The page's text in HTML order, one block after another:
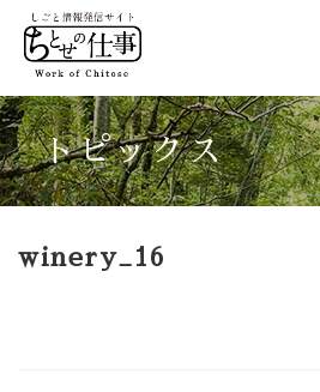
トピックス
winery_16